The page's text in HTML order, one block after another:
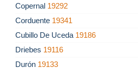
Copernal 19292
Corduente 19341
Cubillo De Uceda 19186
Driebes 19116
Durón 19133